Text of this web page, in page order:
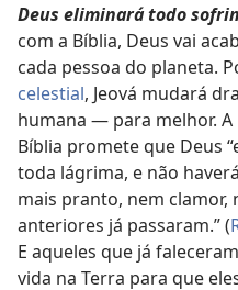
Deus eliminará todo
com a Bíblia, Deus vai
cada pessoa do planeta.
celestial, Jeová mudará
humana — para melhor.
Bíblia promete que Deus
toda lágrima, e não
mais pranto, nem clamor,
anteriores já passaram.” (
E aqueles que já
vida na Terra para que